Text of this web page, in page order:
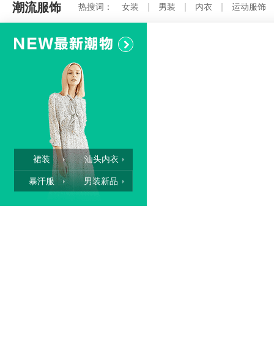
潮流服饰 热搜词： 女装 男装 内衣 运动服饰
裙装 汕头内衣
暴汗服 男装新品